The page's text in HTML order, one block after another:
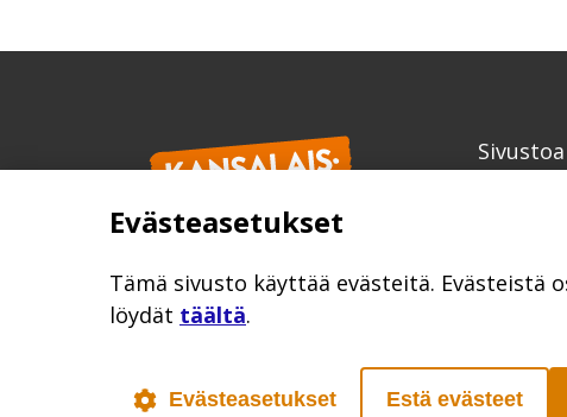
Evästeasetukset
Tämä sivusto käyttää evästeitä.
löydät täältä.
Evästeasetukset Estä evästeet